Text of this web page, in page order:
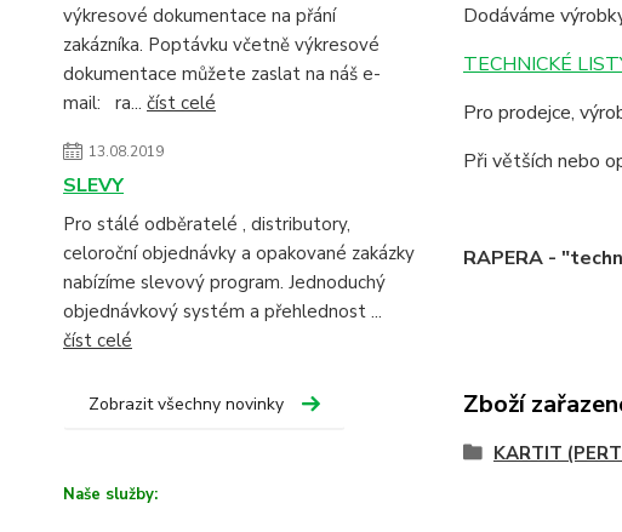
výkresové dokumentace na přání
zakázníka. Poptávku včetně výkresové
dokumentace můžete zaslat na náš e-
mail: ra... číst celé
13.08.2019
SLEVY
Pro stálé odběratelé , distributory,
celoroční objednávky a opakované zakázky
nabízíme slevový program. Jednoduchý
objednávkový systém a přehlednost ...
číst celé
Zobrazit všechny novinky
Naše služby:
Dodáváme
TECHNICKÉ
Pro prodejce,
Při větších nebo
RAPERA -
Zboží
KARTIT